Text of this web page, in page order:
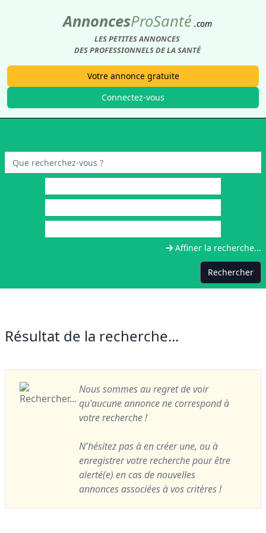
AnnoncesProSanté .com
LES PETITES ANNONCES
DES PROFESSIONNELS DE LA SANTÉ
Votre annonce gratuite
Connectez-vous
Affiner la recherche...
Rechercher
Résultat de la recherche...
Nous sommes au regret de voir
qu'aucune annonce ne correspond à
votre recherche !
N'hésitez pas à en créer une, ou à
enregistrer votre recherche pour être
alerté(e) en cas de nouvelles
annonces associées à vos critères !